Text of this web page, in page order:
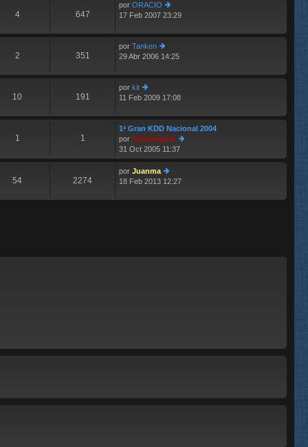
aj
o
m
n
s
aj
4 647
por ORACIO
er
im
o
m
n
aj
17 Feb 2007 23:29
2 351
por Tanken
er
im
m
n
s
aj
e
29 Abr 2006 14:25
10 191
por kit
er
im
o
m
e
n
s
aj
11 Feb 2009 17:08
1 1
1ª Gran KDD Nacional 2004
por Güesmaster
er
últ
o
e
31 Oct 2005 11:37
54 2274
por Juanma
er
im
18 Feb 2013 12:27